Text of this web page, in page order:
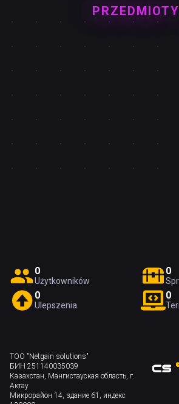
PRZEDMIOTY
0
Użytkowników
0
0
Ulepszenia
0
ТОО "Netgain solutions"
БИН 251140035039
Казахстан, Мангистауская область, г.
Актау
Микрорайон 14, здание 61, индекс